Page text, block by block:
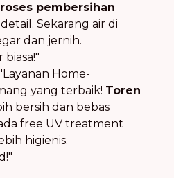
pembersihan
Sekarang air di
dan jernih.
biasa!"
Home-
yang terbaik! Toren
bersih dan bebas
free UV treatment
higienis.